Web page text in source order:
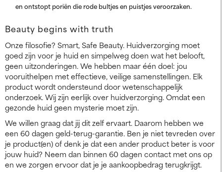
en ontstopt poriën die rode bultjes en puistjes veroorzaken.
Beauty begins with truth
Onze filosofie? Smart, Safe Beauty. Huidverzorging moet
goed zijn voor je huid en simpelweg doen wat het belooft,
geen uitzonderingen. We hebben maar één doel: jou
vooruithelpen met effectieve, veilige samenstellingen. Elk
product wordt ondersteund door wetenschappelijk
onderzoek. Wij zijn eerlijk over huidverzorging. Omdat een
gezonde huid geen mysterie moet zijn.
We willen graag dat jij dit zelf ervaart. Daarom hebben we
een 60 dagen geld-terug-garantie. Ben je niet tevreden over
je product(en) of denk je dat een ander product beter is voor
jouw huid? Neem dan binnen 60 dagen contact met ons op
en we zorgen ervoor dat je je aankoopbedrag terugkrijgt.